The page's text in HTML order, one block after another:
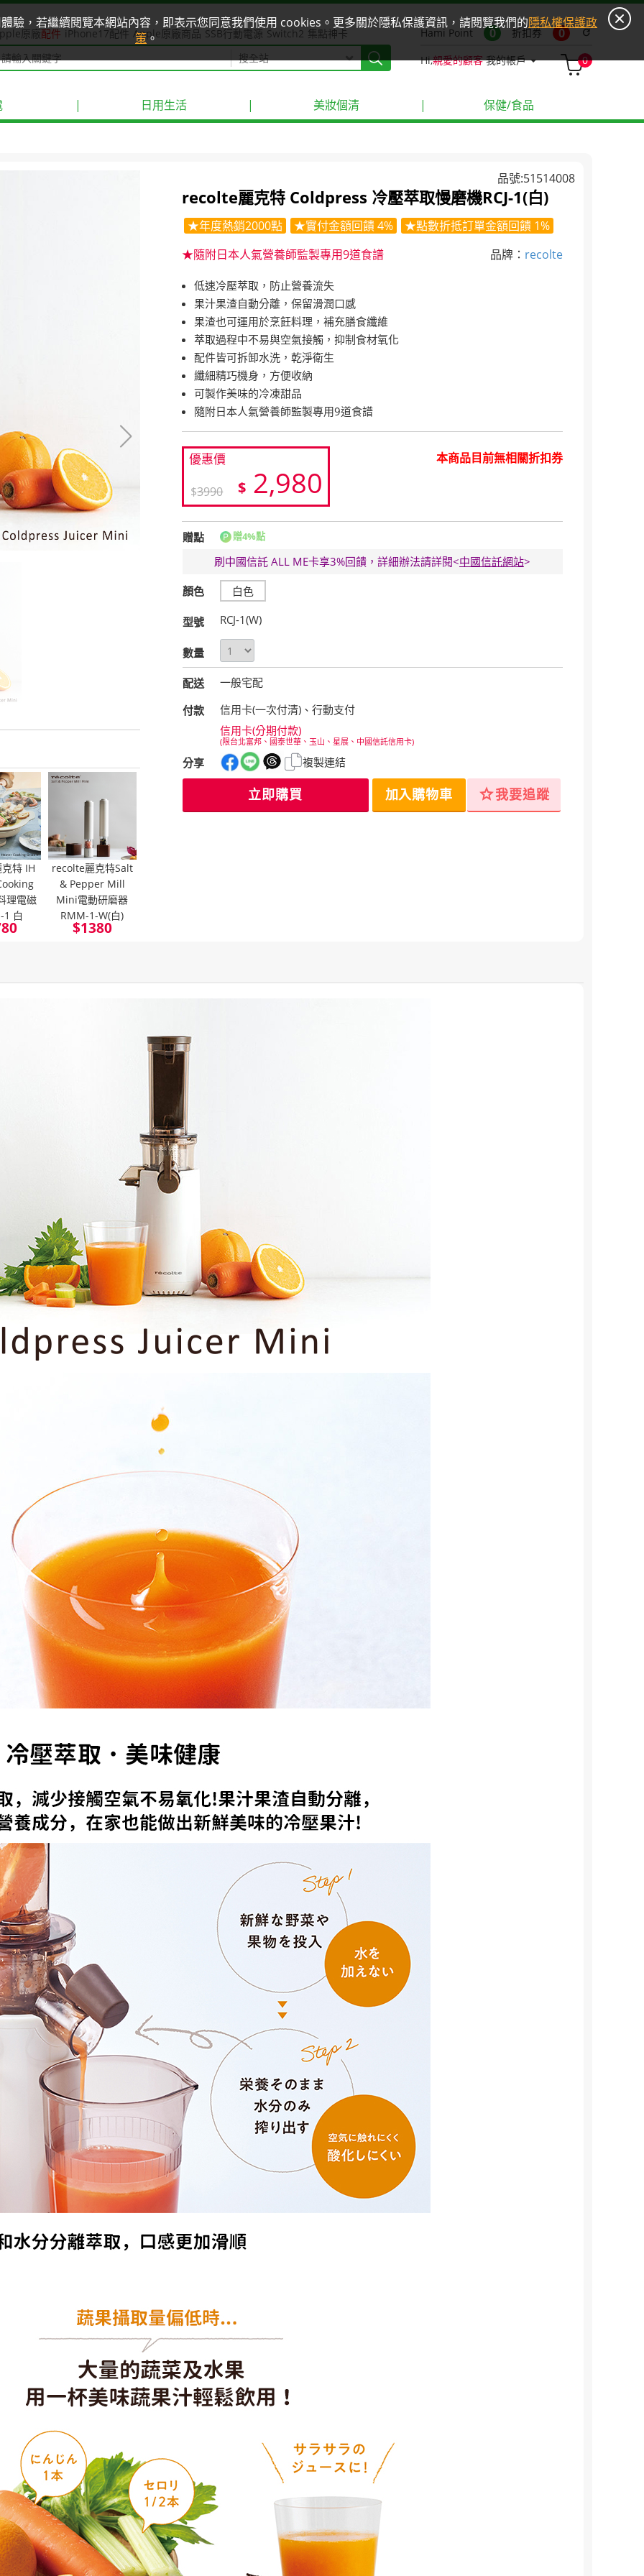
驗，若繼續閱覽本網站內容，即表示您同意我們使用 cookies。更多關於隱私保護資訊，請閱覽我們的隱私權保護政
策。
原廠配件 iPhone17配件 Apple原廠商品 SSB行動電源 Switch2 集點神卡 Hami Point 0 折扣券 0 refresh
Hi,親愛的顧客 我的帳戶 0
| 日用生活 | 美妝個清 | 保健/食品
品號:51514008
特 IH
理電磁
1 白
recolte麗克特Salt
& Pepper Mill
Mini電動研磨器
RMM-1-W(白)
$1380
recolte麗克特 Coldpress 冷壓萃取慢磨機RCJ-1(白)
★年度熱銷2000點 ★實付金額回饋 4%
★點數折抵訂單金額回饋 1%
★隨附日本人氣營養師監製專用9道食譜
品牌： recolte
低速冷壓萃取，防止營養流失
果汁果渣自動分離，保留滑潤口感
果渣也可運用於烹飪料理，補充膳食纖維
萃取過程中不易與空氣接觸，抑制食材氧化
配件皆可拆卸水洗，乾淨衛生
纖細精巧機身，方便收納
可製作美味的冷凍甜品
隨附日本人氣營養師監製專用9道食譜
優惠價
$2,980
$3990
本商品目前無相關折扣券
贈點 贈4%點
刷中國信託 ALL ME卡享3%回饋，詳細辦法請詳閱<中國信託網站>
顏色 白色
型號 RCJ-1(W)
數量
配送
一般宅配
付款
信用卡(一次付清)、行動支付
信用卡(分期付款)
(限台北富邦、國泰世華、玉山、星展、中國信託信用卡)
分享 複製連結
立即購買 加入購物車 star我要追蹤